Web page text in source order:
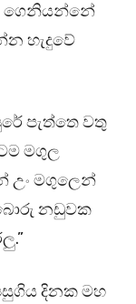
ගෙනියන්නේ
හැදුවේ
පැත්තෙ වතු
මගුල
උං මගුලෙන්
නඩුවක
දිනක මහ